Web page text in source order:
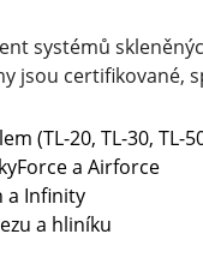
systémů
jsou certifikované,
(TL-20, TL-30, TL-
a Airforce
a Infinity
a hliníku